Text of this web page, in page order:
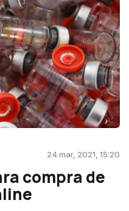
24 mar, 2021, 15:20
compra de